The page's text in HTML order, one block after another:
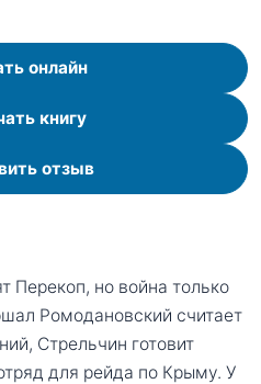
онлайн
книгу
отзыв
Перекоп, но война только
Ромодановский считает
Стрельчин готовит
для рейда по Крыму. У